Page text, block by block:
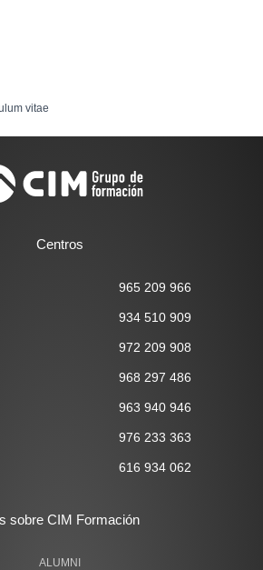
vitae
sobre CIM Formación
ALUMNI
Centros
965 209 966
934 510 909
972 209 908
968 297 486
963 940 946
976 233 363
616 934 062